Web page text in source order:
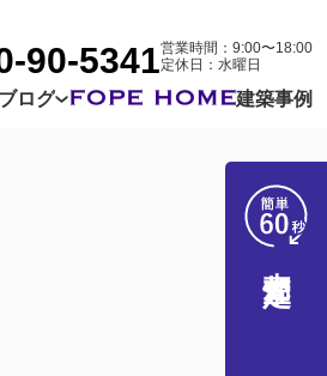
90-5341営業時間：9:00〜18:00
定休日：水曜日
ブログ
建築事例